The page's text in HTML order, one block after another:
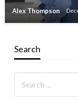
Alex Thompson
Search